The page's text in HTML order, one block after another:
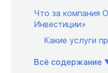
Что за компания
Инвестиции»
Какие услуги
Всё содержание